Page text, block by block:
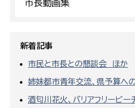
市長動画集
新着記事
市民と市長との懇談会 ほか
姉妹都市青年交流、県予算へ
酒匂川花火、バリアフリービ